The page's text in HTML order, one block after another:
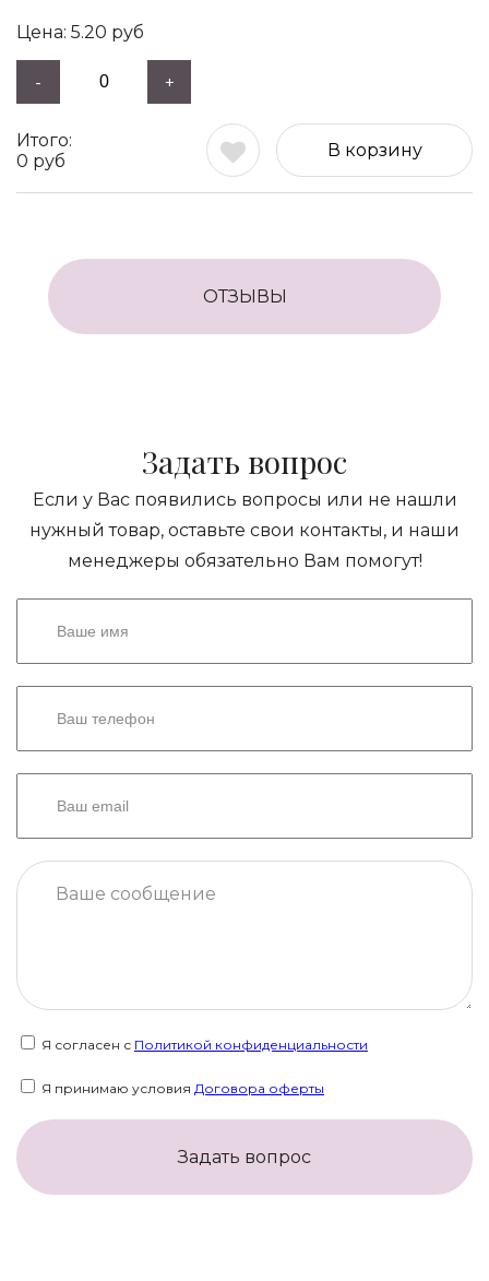
5.20 руб
- +
0 руб
В корзину
ОТЗЫВЫ
Задать вопрос
Если у Вас появились вопросы или не нашли
нужный товар, оставьте свои контакты, и наши
менеджеры обязательно Вам помогут!
Я согласен с Политикой конфиденциальности
Я принимаю условия Договора оферты
Задать вопрос